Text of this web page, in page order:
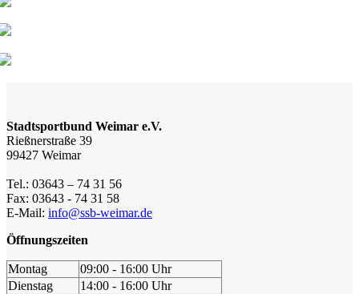
Stadtsportbund Weimar e.V.
Rießnerstraße 39
99427 Weimar
Tel.: 03643 – 74 31 56
Fax: 03643 - 74 31 58
E-Mail: info@ssb-weimar.de
Öffnungszeiten
Montag
09:00 - 16:00 Uhr
Dienstag
14:00 - 16:00 Uhr